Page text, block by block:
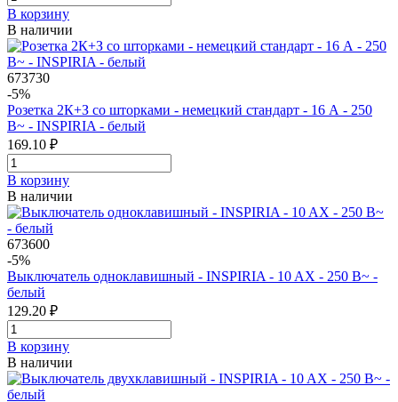
В корзинy
В наличии
673730
-5%
Розетка 2К+З со шторками - немецкий стандарт - 16 А - 250
В~ - INSPIRIA - белый
169.10 ₽
В корзинy
В наличии
673600
-5%
Выключатель одноклавишный - INSPIRIA - 10 AX - 250 В~ -
белый
129.20 ₽
В корзинy
В наличии